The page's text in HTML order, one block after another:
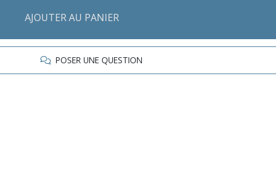
AJOUTER AU PANIER
POSER UNE QUESTION